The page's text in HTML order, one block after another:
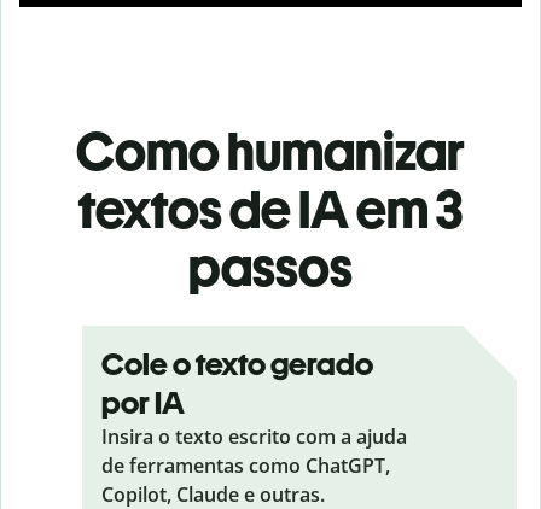
Como humanizar
textos de IA em 3
passos
Cole o texto gerado
por IA
Insira o texto escrito com a ajuda
de ferramentas como ChatGPT,
Copilot, Claude e outras.